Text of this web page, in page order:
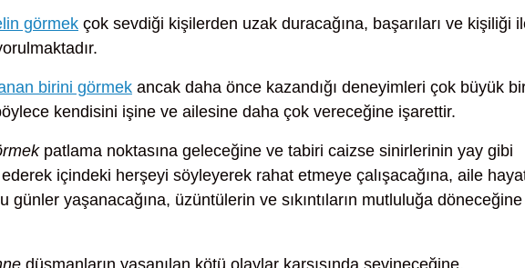
görmek çok sevdiği kişilerden uzak duracağına, başarıları ve kişiliği
birini görmek ancak daha önce kazandığı deneyimleri çok büyük
kendisini işine ve ailesine daha çok vereceğine işarettir.
patlama noktasına geleceğine ve tabiri caizse sinirlerinin yay gibi
içindeki herşeyi söyleyerek rahat etmeye çalışacağına, aile
günler yaşanacağına, üzüntülerin ve sıkıntıların mutluluğa döneceğine
düşmanların yaşanılan kötü olaylar karşısında sevineceğine,